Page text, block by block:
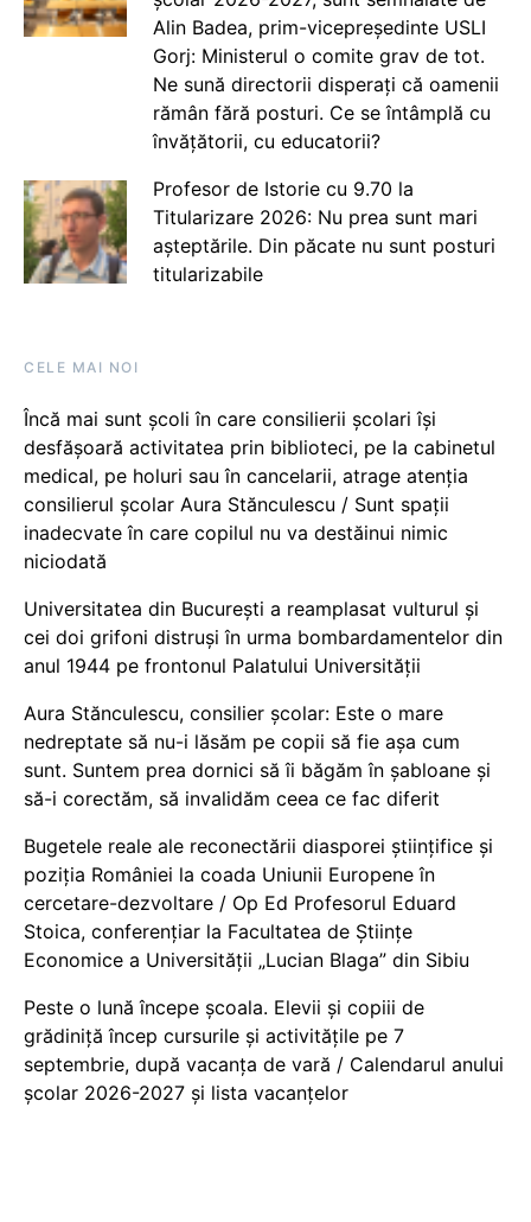
Alin Badea, prim-vicepreședinte USLI
Gorj: Ministerul o comite grav de tot.
Ne sună directorii disperați că oamenii
rămân fără posturi. Ce se întâmplă cu
învățătorii, cu educatorii?
Profesor de Istorie cu 9.70 la
Titularizare 2026: Nu prea sunt mari
așteptările. Din păcate nu sunt posturi
titularizabile
CELE MAI NOI
Încă mai sunt școli în care consilierii școlari își
desfășoară activitatea prin biblioteci, pe la cabinetul
medical, pe holuri sau în cancelarii, atrage atenția
consilierul școlar Aura Stănculescu / Sunt spații
inadecvate în care copilul nu va destăinui nimic
niciodată
Universitatea din București a reamplasat vulturul și
cei doi grifoni distruși în urma bombardamentelor din
anul 1944 pe frontonul Palatului Universității
Aura Stănculescu, consilier școlar: Este o mare
nedreptate să nu-i lăsăm pe copii să fie așa cum
sunt. Suntem prea dornici să îi băgăm în șabloane și
să-i corectăm, să invalidăm ceea ce fac diferit
Bugetele reale ale reconectării diasporei științifice și
poziția României la coada Uniunii Europene în
cercetare-dezvoltare / Op Ed Profesorul Eduard
Stoica, conferențiar la Facultatea de Științe
Economice a Universității „Lucian Blaga” din Sibiu
Peste o lună începe școala. Elevii și copiii de
grădiniță încep cursurile și activitățile pe 7
septembrie, după vacanța de vară / Calendarul anului
școlar 2026-2027 și lista vacanțelor